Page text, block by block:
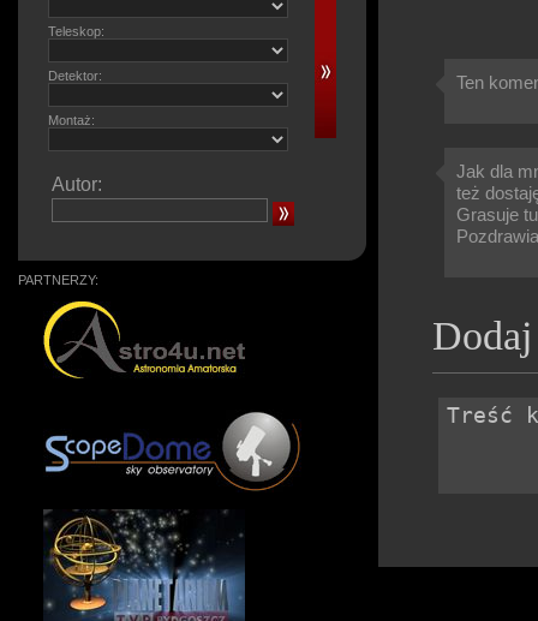
Teleskop:
Detektor:
Montaż:
Autor:
PARTNERZY:
Ten
Jak dla
też
Grasuje